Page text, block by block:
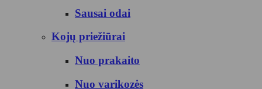
Sausai odai
Kojų priežiūrai
Nuo prakaito
Nuo varikozės